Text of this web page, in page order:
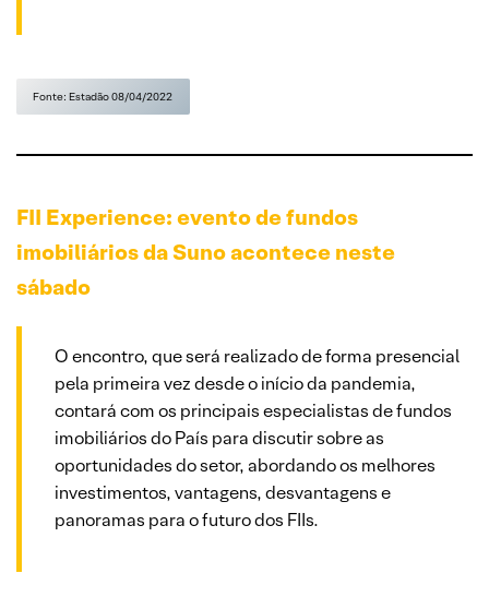
Fonte: Estadão 08/04/2022
FII Experience: evento de fundos
imobiliários da Suno acontece neste
sábado
O encontro, que será realizado de forma presencial
pela primeira vez desde o início da pandemia,
contará com os principais especialistas de fundos
imobiliários do País para discutir sobre as
oportunidades do setor, abordando os melhores
investimentos, vantagens, desvantagens e
panoramas para o futuro dos FIIs.